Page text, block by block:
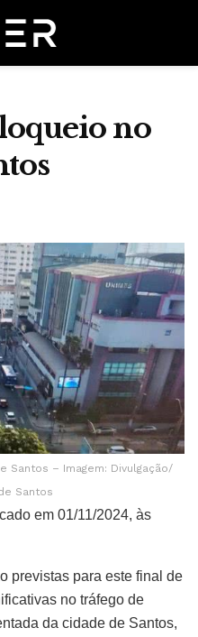
no
Santos – Imagem: Divulgação/
Santos
em 01/11/2024, às
previstas para este final de
no tráfego de
da cidade de Santos,